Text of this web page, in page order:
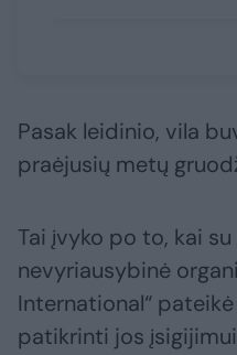
Pasak leidinio, vila
praėjusių metų
Tai įvyko po to, kai
nevyriausybinė
International“
patikrinti jos